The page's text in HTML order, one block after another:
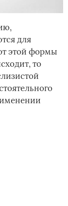
для
этой формы
то